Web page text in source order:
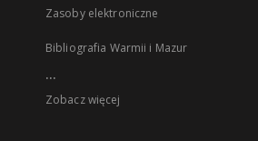
Zasoby elektroniczne
Bibliografia Warmii i Mazur
...
Zobacz więcej